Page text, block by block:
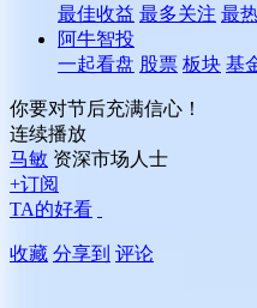
最佳收益 最多关注 最
阿牛智投
一起看盘 股票 板块 基
你要对节后充满信心！
连续播放
马敏 资深市场人士
+订阅
TA的好看
收藏 分享到 评论